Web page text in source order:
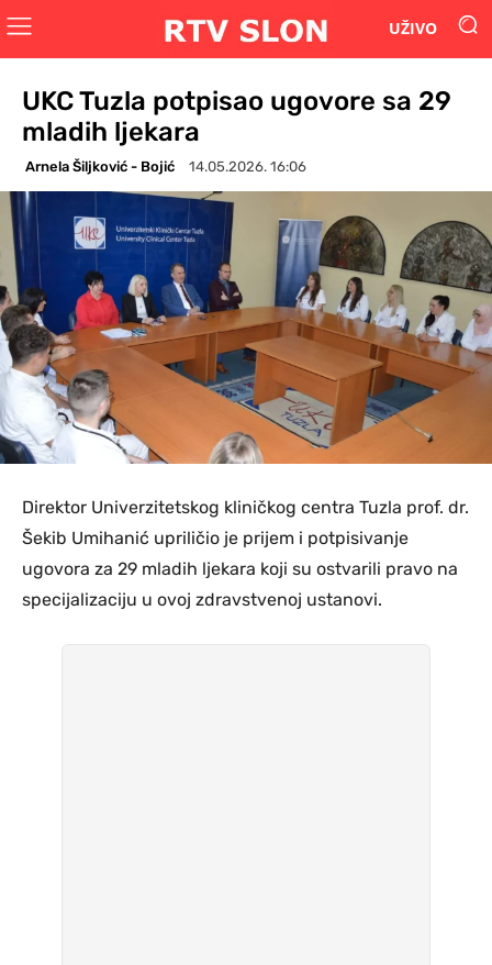
UŽIVO
UKC Tuzla potpisao ugovore sa 29
mladih ljekara
Arnela Šiljković - Bojić 14.05.2026. 16:06
Direktor Univerzitetskog kliničkog centra Tuzla prof. dr.
Šekib Umihanić upriličio je prijem i potpisivanje
ugovora za 29 mladih ljekara koji su ostvarili pravo na
specijalizaciju u ovoj zdravstvenoj ustanovi.